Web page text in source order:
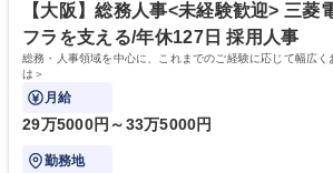
寧な指導体制が整っているため、安心してお仕事
ます。 学歴・資格 学歴：大学院 大学 高専 短大 専修学校 高校 語学力：
資格：
【大阪】総務人事<未経験歓迎> 三菱
フラを支える/年休127日 採用人事
総務・人事領域を中心に、これまでのご経験に応じて幅広
は＞
月給
29万5000円～33万5000円
勤務地